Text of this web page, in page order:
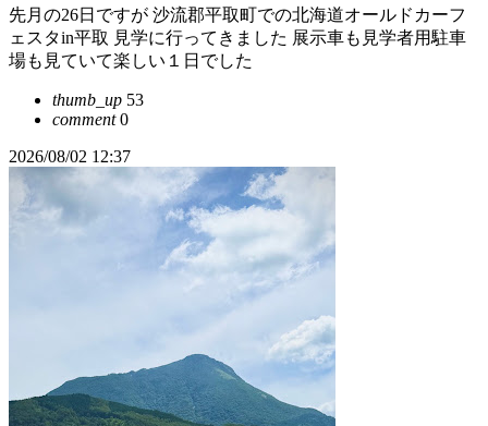
先月の26日ですが 沙流郡平取町での北海道オールドカーフ
ェスタin平取 見学に行ってきました 展示車も見学者用駐車
場も見ていて楽しい１日でした
thumb_up 53
comment0
2026/08/02 12:37